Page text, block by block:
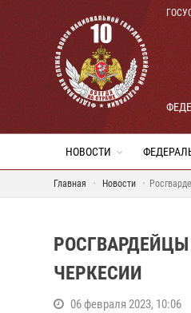
НОВОСТИ
Главная Новости
ЧЕРКЕСИИ
06 февраля 2023, 10:06